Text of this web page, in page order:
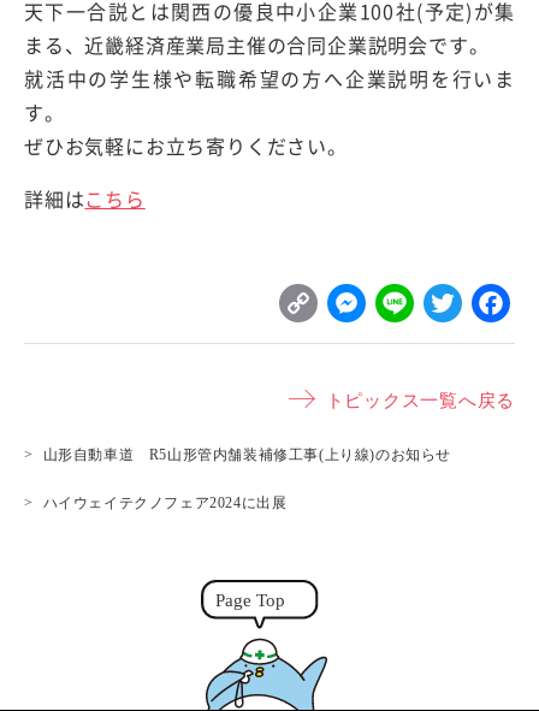
天下一合説とは関西の優良中小企業100社(予定)が集
まる、近畿経済産業局主催の合同企業説明会です。
就活中の学生様や転職希望の方へ企業説明を行いま
す。
ぜひお気軽にお立ち寄りください。
詳細はこちら
C
o
y
L
M
e
s
e
L
i
e
T
w
t
トピックス一覧へ戻る
山形自動車道 R5山形管内舗装補修工事(上り線)のお知らせ
ハイウェイテクノフェア2024に出展